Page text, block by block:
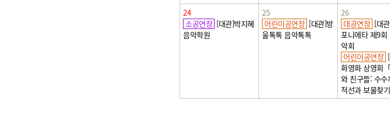
24
소공연장 [대관]박지혜
음악학원
25
어린이공연장 [대관]방
울톡톡 음악톡톡
26
대공연장 [대
포니에타 제9회
악회
어린이공연장
화영화 상영회
와 친구들: 수수
적선과 보물찾기